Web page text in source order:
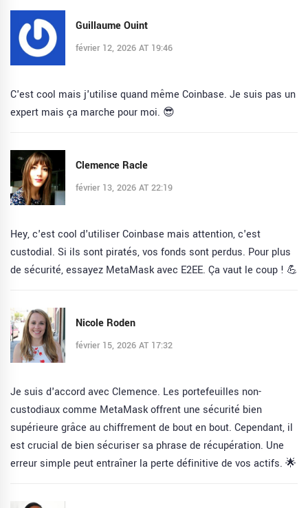
Guillaume Ouint
février 12, 2026 AT 19:46
C'est cool mais j'utilise quand même Coinbase. Je suis pas un
expert mais ça marche pour moi. 😎
Clemence Racle
février 13, 2026 AT 22:19
Hey, c'est cool d'utiliser Coinbase mais attention, c'est
custodial. Si ils sont piratés, vos fonds sont perdus. Pour plus
de sécurité, essayez MetaMask avec E2EE. Ça vaut le coup ! 💪
Nicole Roden
février 15, 2026 AT 17:32
Je suis d'accord avec Clemence. Les portefeuilles non-
custodiaux comme MetaMask offrent une sécurité bien
supérieure grâce au chiffrement de bout en bout. Cependant, il
est crucial de bien sécuriser sa phrase de récupération. Une
erreur simple peut entraîner la perte définitive de vos actifs. 🌟